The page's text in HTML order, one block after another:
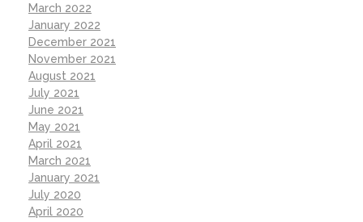
March 2022
January 2022
December 2021
November 2021
August 2021
July 2021
June 2021
May 2021
April 2021
March 2021
January 2021
July 2020
April 2020